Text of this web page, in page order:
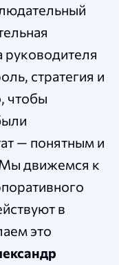
руководителя
стратегия и
чтобы
— понятным и
движемся к
в
это